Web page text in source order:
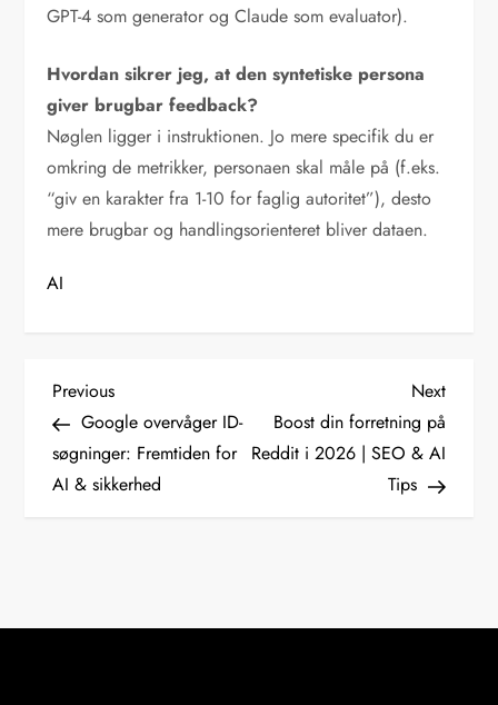
GPT-4 som generator og Claude som evaluator).
Hvordan sikrer jeg, at den syntetiske persona
giver brugbar feedback?
Nøglen ligger i instruktionen. Jo mere specifik du er
omkring de metrikker, personaen skal måle på (f.eks.
“giv en karakter fra 1-10 for faglig autoritet”), desto
mere brugbar og handlingsorienteret bliver dataen.
AI
I
n
d
g
Previous
Post
Previous
Google overvåger ID-
søgninger: Fremtiden for
AI & sikkerhed
Next
Post
Next
Boost din forretning på
Reddit i 2026 | SEO & AI
Tips